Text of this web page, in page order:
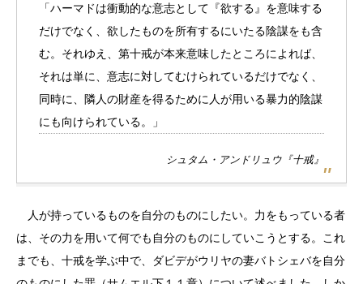
「ハーマドは衝動的な意志として『欲する』を意味する
だけでなく、欲したものを所有するにいたる陰謀をも含
む。それゆえ、第十戒が本来意味したところによれば、
それは単に、意志に対してむけられているだけでなく、
同時に、隣人の財産を得るために人が用いる暴力的陰謀
にも向けられている。」
シュタム・アンドリュウ『十戒』
人が持っているものを自分のものにしたい。力をもっている者
は、その力を用いて何でも自分のものにしていこうとする。これ
までも、十戒を学ぶ中で、ダビデがウリヤの妻バトシェバを自分